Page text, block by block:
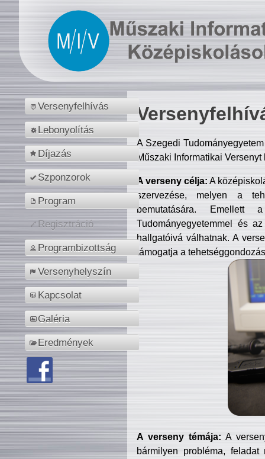
Versenyfelhívás
Lebonyolítás
Díjazás
Szponzorok
Program
Regisztráció
Programbizottság
Versenyhelyszín
Kapcsolat
Galéria
Eredmények
A Szegedi
Műszaki Informatikai
A verseny célja: A
szervezése, melyen a
bemutatására. Emellett
Tudományegyetemmel és
hallgatóivá válhatnak. A
támogatja a
A verseny témája: A
bármilyen probléma, feladat